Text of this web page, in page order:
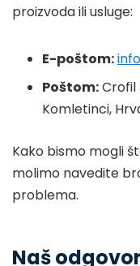
proizvoda ili usluge:
E-poštom:
Poštom:Crofil
Komletinci,
Kako bismo mogli
molimo navedite
problema.
Naš